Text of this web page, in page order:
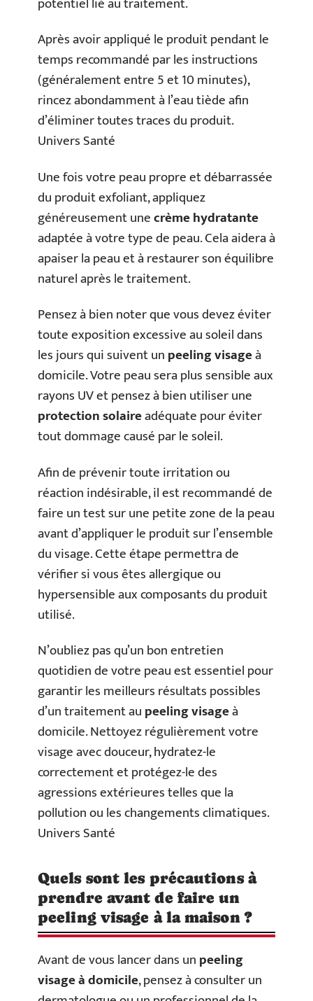
Après avoir appliqué le produit pendant le
temps recommandé par les instructions
(généralement entre 5 et 10 minutes),
rincez abondamment à l’eau tiède afin
d’éliminer toutes traces du produit.
Univers Santé
Une fois votre peau propre et débarrassée
du produit exfoliant, appliquez
généreusement unecrème hydratante
adaptée à votre type de peau. Cela aidera à
apaiser la peau et à restaurer son équilibre
naturel après le traitement.
Pensez à bien noter que vous devez éviter
toute exposition excessive au soleil dans
les jours qui suivent unpeeling visageà
domicile. Votre peau sera plus sensible aux
rayons UV et pensez à bien utiliser une
protection solaireadéquate pour éviter
tout dommage causé par le soleil.
Afin de prévenir toute irritation ou
réaction indésirable, il est recommandé de
faire un test sur une petite zone de la peau
avant d’appliquer le produit sur l’ensemble
du visage. Cette étape permettra de
vérifier si vous êtes allergique ou
hypersensible aux composants du produit
utilisé.
N’oubliez pas qu’un bon entretien
quotidien de votre peau est essentiel pour
garantir les meilleurs résultats possibles
d’un traitement aupeeling visageà
domicile. Nettoyez régulièrement votre
visage avec douceur, hydratez-le
correctement et protégez-le des
agressions extérieures telles que la
pollution ou les changements climatiques.
Univers Santé
Quels sont les précautions à
prendre avant de faire un
peeling visage à la maison ?
Avant de vous lancer dans unpeeling
visage à domicile, pensez à consulter un